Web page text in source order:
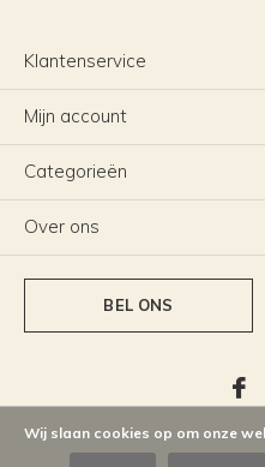
Klantenservice
Mijn account
Categorieën
Over ons
BEL ONS
Wij slaan cookies op om onze